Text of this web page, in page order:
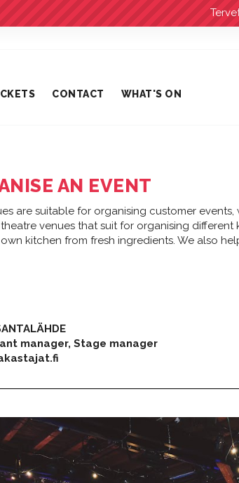
CONTACT WHAT'S ON
AN EVENT
are suitable for organising customer
venues that suit for organising
own kitchen from fresh ingredients. We also
manager, Stage manager